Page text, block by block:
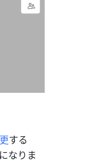
する
なりま